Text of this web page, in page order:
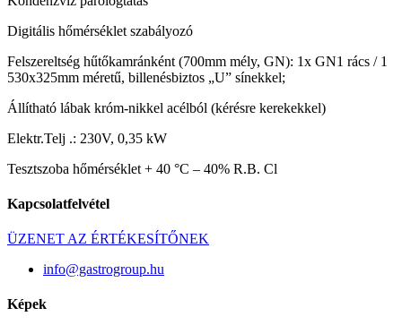
Digitális hőmérséklet szabályozó
Felszereltség hűtőkamránként (700mm mély, GN): 1x GN1 rács / 1
530x325mm méretű, billenésbiztos „U” sínekkel;
Állítható lábak króm-nikkel acélból (kérésre kerekekkel)
Elektr.Telj .: 230V, 0,35 kW
Tesztszoba hőmérséklet + 40 °C – 40% R.B. Cl
Kapcsolatfelvétel
ÜZENET AZ ÉRTÉKESÍTŐNEK
info@gastrogroup.hu
Képek